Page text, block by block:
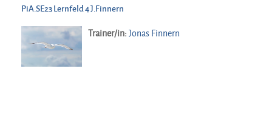
PiA.SE23 Lernfeld 4 J.Finnern
Trainer/in:Jonas Finnern